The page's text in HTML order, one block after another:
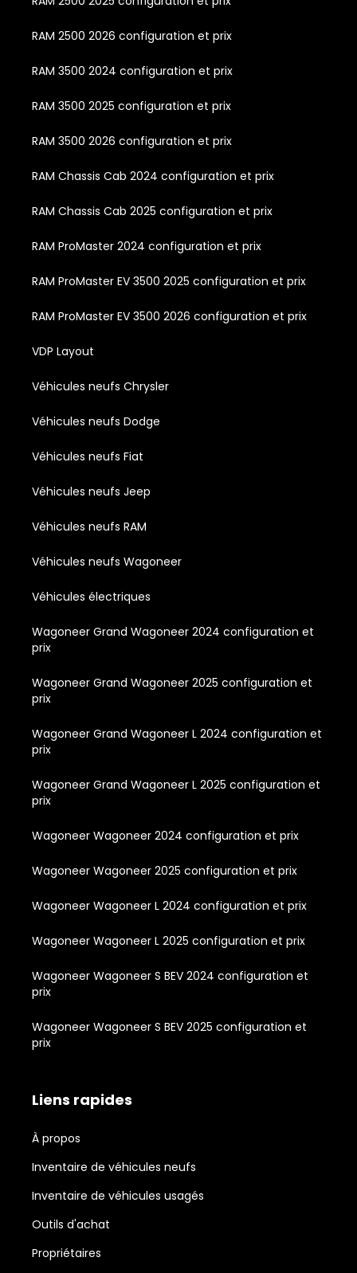
RAM 2500 2026 configuration et prix
RAM 3500 2024 configuration et prix
RAM 3500 2025 configuration et prix
RAM 3500 2026 configuration et prix
RAM Chassis Cab 2024 configuration et prix
RAM Chassis Cab 2025 configuration et prix
RAM ProMaster 2024 configuration et prix
RAM ProMaster EV 3500 2025 configuration et prix
RAM ProMaster EV 3500 2026 configuration et prix
VDP Layout
Véhicules neufs Chrysler
Véhicules neufs Dodge
Véhicules neufs Fiat
Véhicules neufs Jeep
Véhicules neufs RAM
Véhicules neufs Wagoneer
Véhicules électriques
Wagoneer Grand Wagoneer 2024 configuration et
prix
Wagoneer Grand Wagoneer 2025 configuration et
prix
Wagoneer Grand Wagoneer L 2024 configuration et
prix
Wagoneer Grand Wagoneer L 2025 configuration et
prix
Wagoneer Wagoneer 2024 configuration et prix
Wagoneer Wagoneer 2025 configuration et prix
Wagoneer Wagoneer L 2024 configuration et prix
Wagoneer Wagoneer L 2025 configuration et prix
Wagoneer Wagoneer S BEV 2024 configuration et
prix
Wagoneer Wagoneer S BEV 2025 configuration et
prix
Liens rapides
À propos
Inventaire de véhicules neufs
Inventaire de véhicules usagés
Outils d'achat
Propriétaires